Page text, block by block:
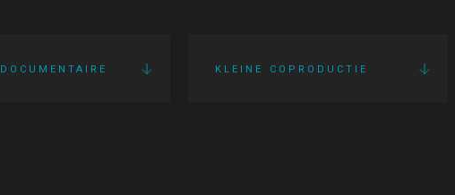
DOCUMENTAIRE KLEINE COPRODUCTIE